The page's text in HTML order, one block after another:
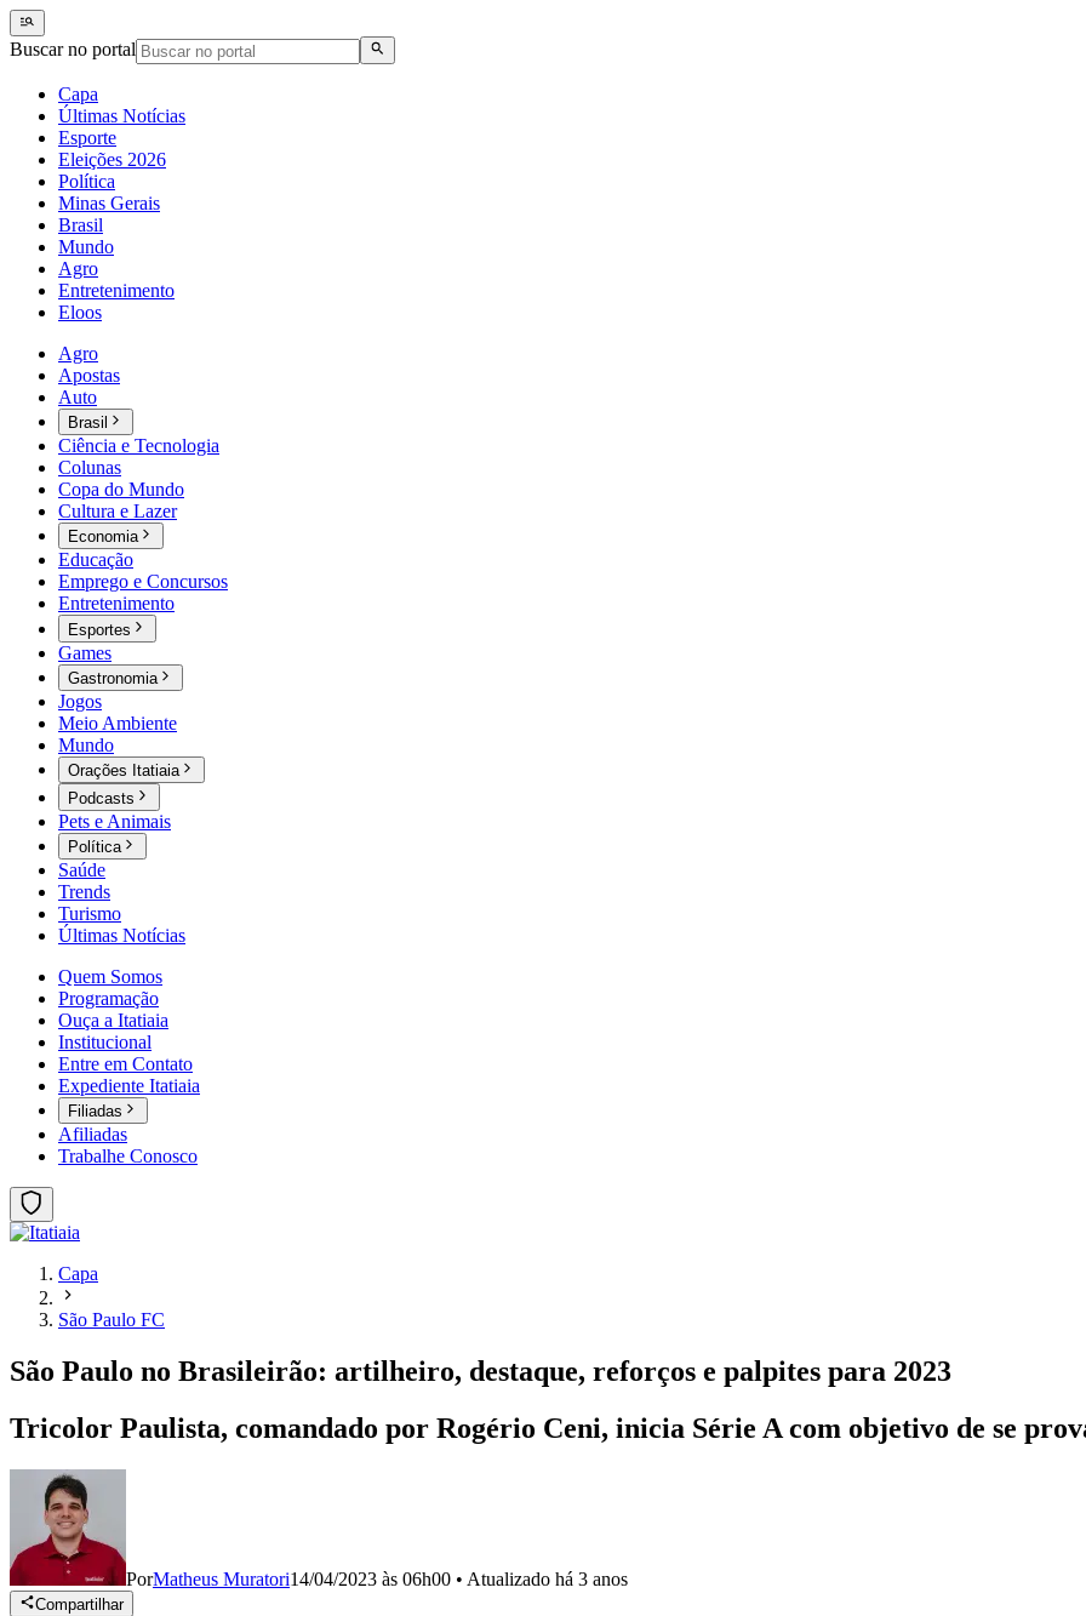
Buscar no portal
Capa
Últimas Notícias
Esporte
Eleições 2026
Política
Minas Gerais
Brasil
Mundo
Agro
Entretenimento
Eloos
Agro
Apostas
Auto
Brasil
Ciência e Tecnologia
Colunas
Copa do Mundo
Cultura e Lazer
Economia
Educação
Emprego e Concursos
Entretenimento
Esportes
Games
Gastronomia
Jogos
Meio Ambiente
Mundo
Orações Itatiaia
Podcasts
Pets e Animais
Política
Saúde
Trends
Turismo
Últimas Notícias
Quem Somos
Programação
Ouça a Itatiaia
Institucional
Entre em Contato
Expediente Itatiaia
Filiadas
Afiliadas
Trabalhe Conosco
Capa
São Paulo FC
São Paulo no Brasileirão: artilheiro, destaque, reforços e palpites para 2023
Tricolor Paulista, comandado por Rogério Ceni, inicia Série A com objetivo de se
PorMatheus Muratori14/04/2023 às 06h00 • Atualizado há 3 anos
Compartilhar